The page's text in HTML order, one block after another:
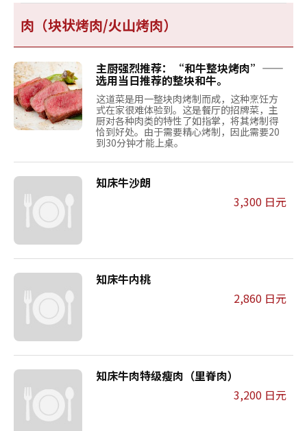
肉（块状烤肉/火山烤肉）
主厨强烈推荐：“和牛整块烤肉”——
选用当日推荐的整块和牛。
这道菜是用一整块肉烤制而成，这种烹饪方
式在家很难体验到。这是餐厅的招牌菜，主
厨对各种肉类的特性了如指掌，将其烤制得
恰到好处。由于需要精心烤制，因此需要20
到30分钟才能上桌。
知床牛沙朗
3,300 日元
知床牛内桃
2,860 日元
知床牛肉特级瘦肉（里脊肉）
3,200 日元